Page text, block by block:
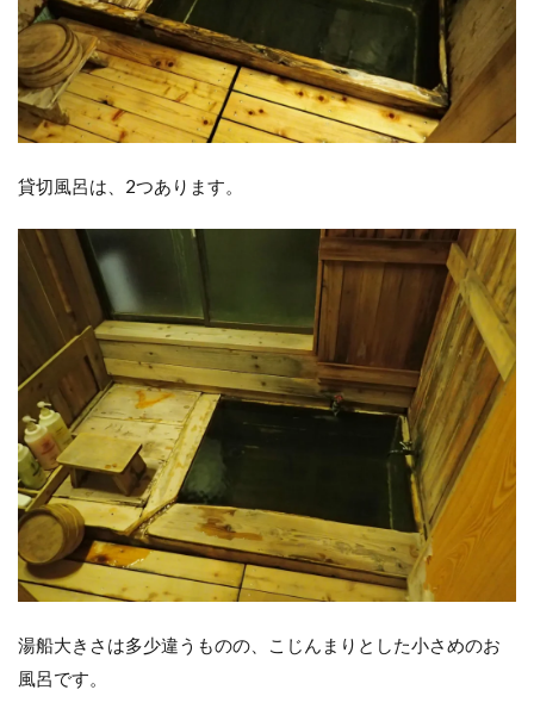
貸切風呂は、2つあります。
湯船大きさは多少違うものの、こじんまりとした小さめのお
風呂です。